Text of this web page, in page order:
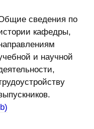
сведения по
кафедры,
и научной